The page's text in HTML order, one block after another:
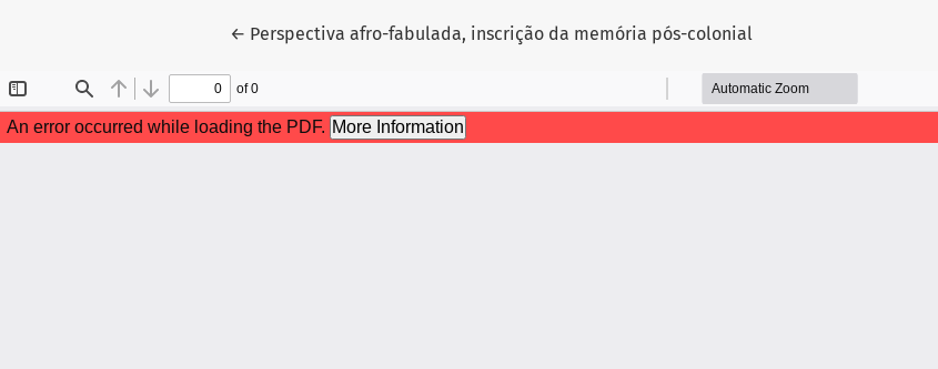
← Voltar aos Detalhes do Artigo
Perspectiva afro-fabulada, inscrição da memória pós-colonial